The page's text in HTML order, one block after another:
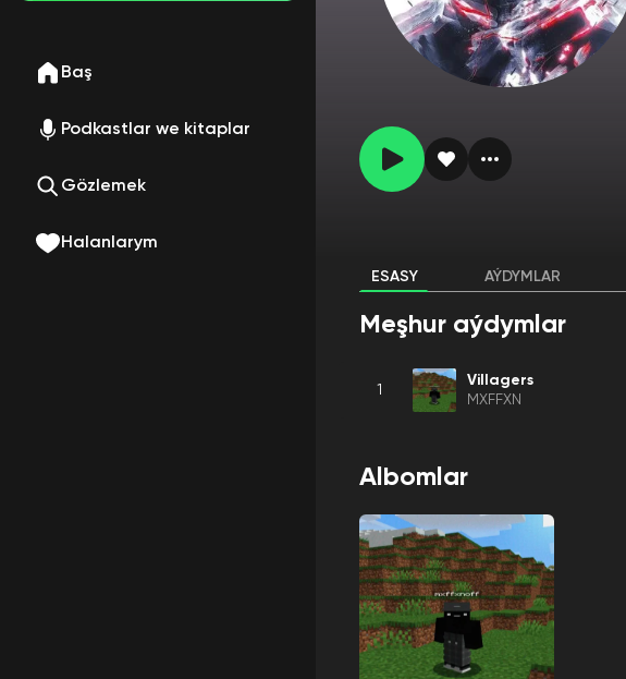
Baş
Podkastlar we kitaplar
Gözlemek
Halanlarym
ESASY AÝDYMLAR
Meşhur aýdymlar
1
Villagers
MXFFXN
Albomlar